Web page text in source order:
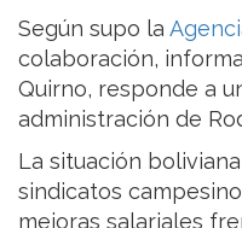
Según supo la
colaboración,
Quirno, responde a
administración de
La situación
sindicatos
mejoras salariales